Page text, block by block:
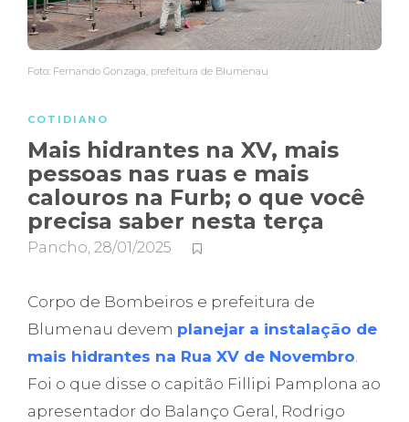
Foto: Fernando Gonzaga, prefeitura de Blumenau
COTIDIANO
Mais hidrantes na XV, mais
pessoas nas ruas e mais
calouros na Furb; o que você
precisa saber nesta terça
Pancho, 28/01/2025
Corpo de Bombeiros e prefeitura de
Blumenau devem planejar a instalação de
mais hidrantes na Rua XV de Novembro.
Foi o que disse o capitão Fillipi Pamplona ao
apresentador do Balanço Geral, Rodrigo